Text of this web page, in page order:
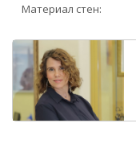
Материал стен: